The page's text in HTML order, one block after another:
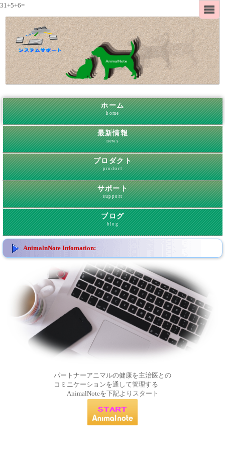
31+5+6=
ホーム
home
最新情報
news
プロダクト
product
サポート
support
ブログ
blog
AnimalnNote Infomation:
パートナーアニマルの健康を主治医との
コミニケーションを通して管理する
AnimalNoteを下記よりスタート